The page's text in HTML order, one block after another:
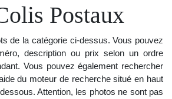
Postaux
de la catégorie ci-dessus. Vous pouvez
description ou prix selon un ordre
Vous pouvez également rechercher
du moteur de recherche situé en haut
Attention, les photos ne sont pas